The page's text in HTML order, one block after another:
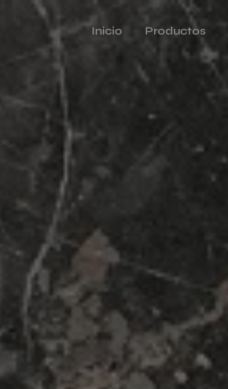
Inicio Productos